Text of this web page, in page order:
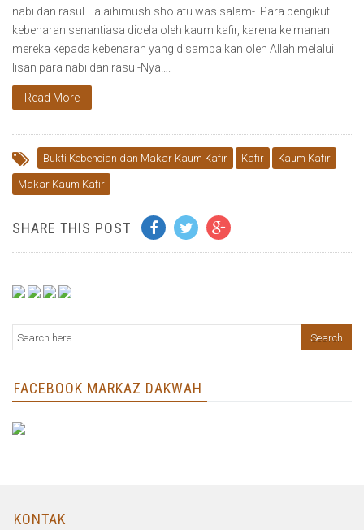
nabi dan rasul –alaihimush sholatu was salam-. Para pengikut
kebenaran senantiasa dicela oleh kaum kafir, karena keimanan
mereka kepada kebenaran yang disampaikan oleh Allah melalui
lisan para nabi dan rasul-Nya….
Read More
Bukti Kebencian dan Makar Kaum Kafir Kafir Kaum Kafir
Makar Kaum Kafir
SHARE THIS POST
FACEBOOK MARKAZ DAKWAH
KONTAK